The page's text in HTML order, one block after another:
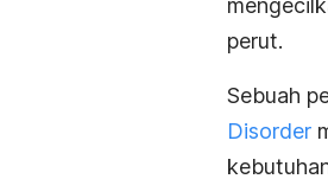
perut.
Sebuah
Disorder